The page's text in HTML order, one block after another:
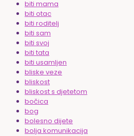
biti mama
biti otac
biti roditelj
biti sam
biti svoj
biti tata
biti usamljen
bliske veze
bliskost
bliskost s djetetom
bočica
bog
bolesno dijete
bolja komunikacija